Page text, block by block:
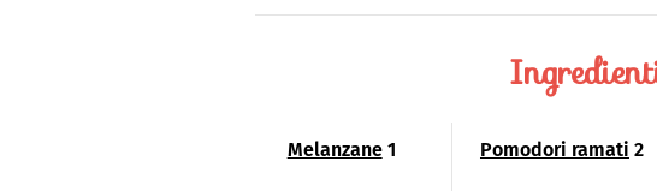
Melanzane 1 Pomodori ramati 2